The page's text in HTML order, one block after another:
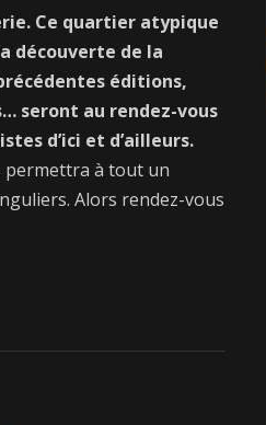
Ce quartier atypique
découverte de la
éditions,
seront au rendez-vous
d’ici et d’ailleurs.
permettra à tout un
Alors rendez-vous